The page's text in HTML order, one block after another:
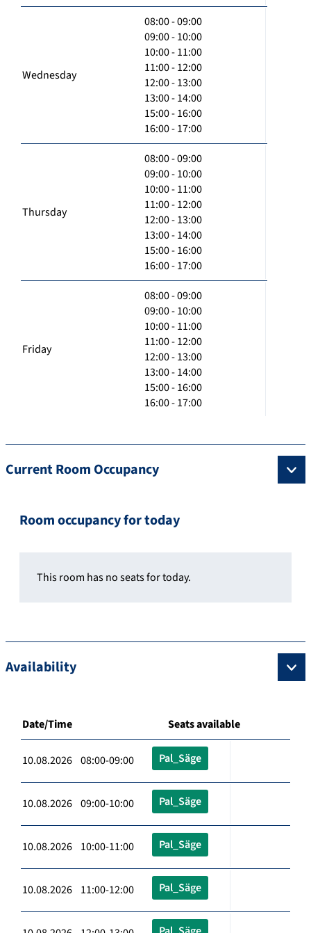
Wednesday
08:00 - 09:00
09:00 - 10:00
10:00 - 11:00
11:00 - 12:00
12:00 - 13:00
13:00 - 14:00
15:00 - 16:00
16:00 - 17:00
Thursday
08:00 - 09:00
09:00 - 10:00
10:00 - 11:00
11:00 - 12:00
12:00 - 13:00
13:00 - 14:00
15:00 - 16:00
16:00 - 17:00
Friday
08:00 - 09:00
09:00 - 10:00
10:00 - 11:00
11:00 - 12:00
12:00 - 13:00
13:00 - 14:00
15:00 - 16:00
16:00 - 17:00
Current Room Occupancy
Room occupancy for today
This room has no seats for today.
Availability
Date/Time Seats available
10.08.2026 08:00-09:00 Pal_Säge
10.08.2026 09:00-10:00 Pal_Säge
10.08.2026 10:00-11:00 Pal_Säge
10.08.2026 11:00-12:00 Pal_Säge